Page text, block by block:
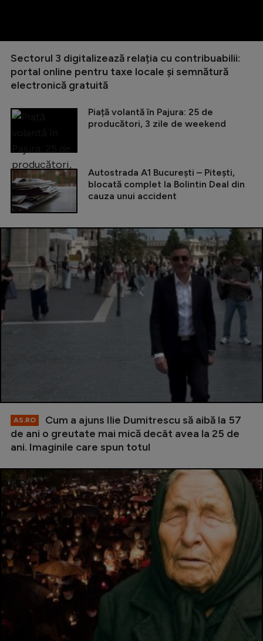
Sectorul 3 digitalizează relația cu contribuabilii:
portal online pentru taxe locale și semnătură
electronică gratuită
Piață volantă în Pajura: 25 de
producători, 3 zile de weekend
Autostrada A1 București – Pitești,
blocată complet la Bolintin Deal din
cauza unui accident
AS.RO
Cum a ajuns Ilie Dumitrescu să aibă la 57
de ani o greutate mai mică decât avea la 25 de
ani. Imaginile care spun totul